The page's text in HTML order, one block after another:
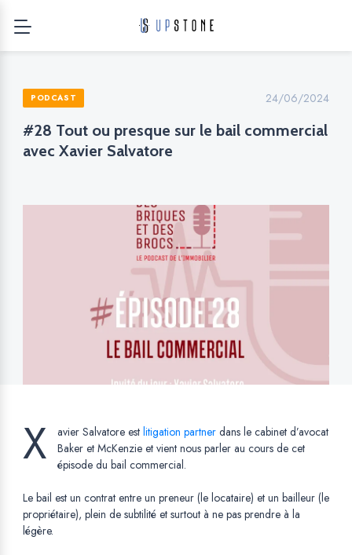
PODCAST 24/06/2024
#28 Tout ou presque sur le bail commercial
avec Xavier Salvatore
X avier Salvatore est litigation partner Opens in a new tab.
dans le cabinet d’avocat
Baker et McKenzie et vient nous parler au cours de cet
épisode du bail commercial.
Le bail est un contrat entre un preneur (le locataire) et un bailleur (le
propriétaire), plein de subtilité et surtout à ne pas prendre à la
légère.